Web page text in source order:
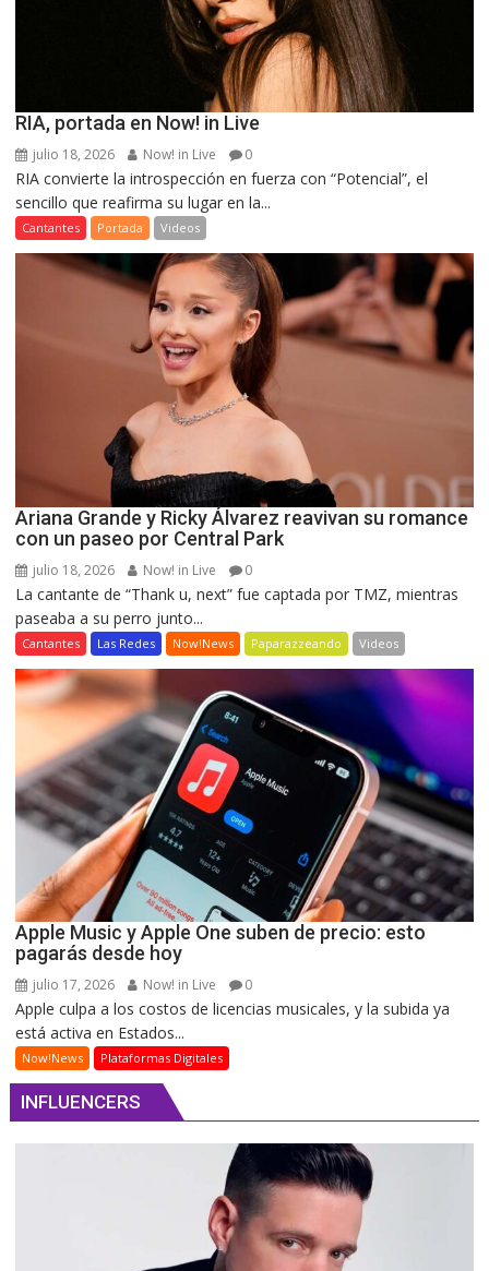
RIA, portada en Now! in Live
julio 18, 2026 Now! in Live 0
RIA convierte la introspección en fuerza con “Potencial”, el
sencillo que reafirma su lugar en la...
Cantantes Portada Videos
Ariana Grande y Ricky Álvarez reavivan su romance
con un paseo por Central Park
julio 18, 2026 Now! in Live 0
La cantante de “Thank u, next” fue captada por TMZ, mientras
paseaba a su perro junto...
Cantantes Las Redes Now!News Paparazzeando Videos
Apple Music y Apple One suben de precio: esto
pagarás desde hoy
julio 17, 2026 Now! in Live 0
Apple culpa a los costos de licencias musicales, y la subida ya
está activa en Estados...
Now!News Plataformas Digitales
INFLUENCERS